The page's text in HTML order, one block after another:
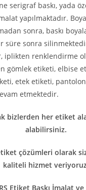
serigraf baskı, yada
yapılmaktadır.
sonra, baskı
süre sonra
iplikten renklendirme
gömlek etiketi, elbise
etek etiketi,
etmektedir.
bizlerden her etiket
alabilirsiniz.
çözümleri olarak
kaliteli hizmet
Etiket Baskı İmalat ve